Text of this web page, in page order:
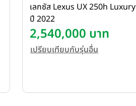
เลกซัส Lexus UX 250h Luxury
ปี 2022
2,540,000 บาท
เปรียบเทียบกับรุ่นอื่น